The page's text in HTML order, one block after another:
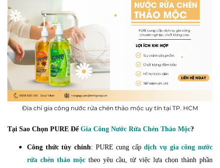
Địa chỉ gia công nước rửa chén thảo mộc uy tín tại TP. HCM
Tại Sao Chọn PURE Để Gia Công Nước Rửa Chén Thảo Mộc?
Công thức tùy chỉnh: PURE cung cấpdịch vụ gia công nước
rửa chén thảo mộc theo yêu cầu, từ việc lựa chọn thành phần